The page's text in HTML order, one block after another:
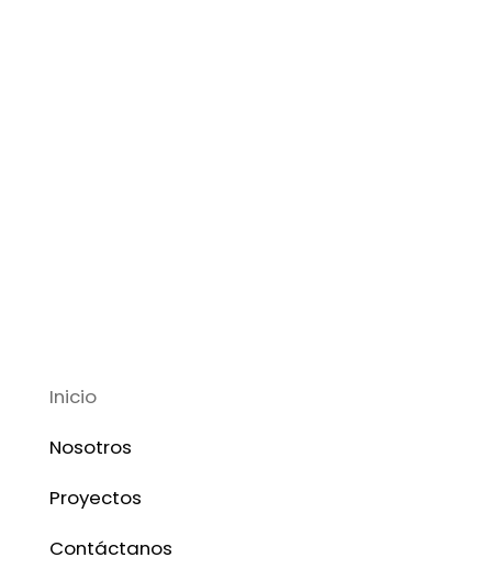
Inicio
Nosotros
Proyectos
Contáctanos